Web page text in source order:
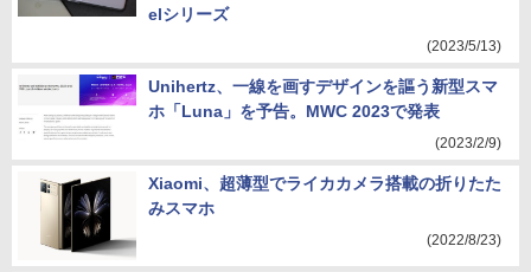
elシリーズ
(2023/5/13)
Unihertz、一線を画すデザインを謳う新型スマ
ホ「Luna」を予告。MWC 2023で発表
(2023/2/9)
Xiaomi、超薄型でライカカメラ搭載の折りたた
みスマホ
(2022/8/23)